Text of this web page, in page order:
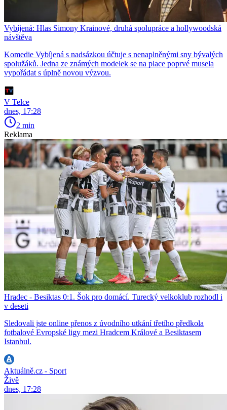
Vybíjená: Hlas Simony Krainové, druhá spolupráce a hollywoodská
návštěva
Komedie Vybíjená s nadsázkou účtuje s nenaplněnými sny bývalých
spolužáků. Jedna ze známých modelek se na place poprvé musela
vypořádat s úplně novou výzvou.
V Telce
dnes, 17:28
2 min
Reklama
Hradec - Besiktas 0:1. Šok pro domácí. Turecký velkoklub rozhodl i
v deseti
Sledovali jste online přenos z úvodního utkání třetího předkola
fotbalové Evropské ligy mezi Hradcem Králové a Besiktasem
Istanbul.
Aktuálně.cz - Sport
Živě
dnes, 17:28